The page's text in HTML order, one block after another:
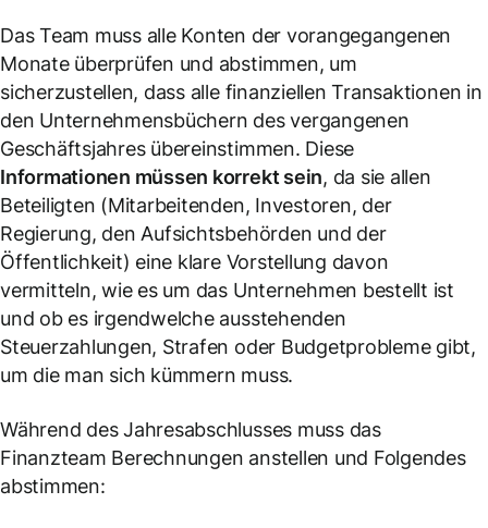
Das Team muss alle Konten der vorangegangenen
Monate überprüfen und abstimmen, um
sicherzustellen, dass alle finanziellen Transaktionen in
den Unternehmensbüchern des vergangenen
Geschäftsjahres übereinstimmen. Diese
Informationen müssen korrekt sein, da sie allen
Beteiligten (Mitarbeitenden, Investoren, der
Regierung, den Aufsichtsbehörden und der
Öffentlichkeit) eine klare Vorstellung davon
vermitteln, wie es um das Unternehmen bestellt ist
und ob es irgendwelche ausstehenden
Steuerzahlungen, Strafen oder Budgetprobleme gibt,
um die man sich kümmern muss.
Während des Jahresabschlusses muss das
Finanzteam Berechnungen anstellen und Folgendes
abstimmen: